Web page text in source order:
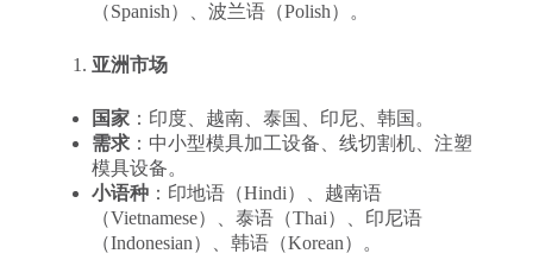
（Spanish）、波兰语（Polish）。
亚洲市场
国家：印度、越南、泰国、印尼、韩国。
需求：中小型模具加工设备、线切割机、注塑
模具设备。
小语种：印地语（Hindi）、越南语
（Vietnamese）、泰语（Thai）、印尼语
（Indonesian）、韩语（Korean）。